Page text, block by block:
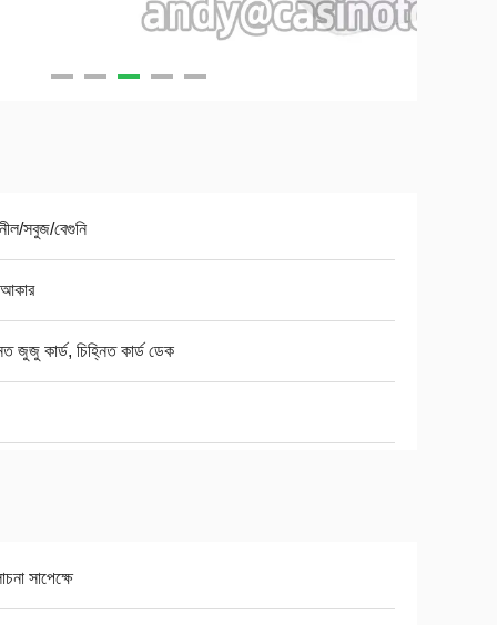
সবুজ/বেগুনি
জুজু কার্ড, চিহ্নিত কার্ড ডেক
সাপেক্ষে